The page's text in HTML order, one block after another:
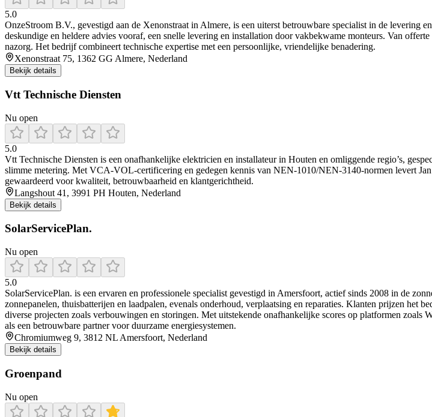
5.0
OnzeStroom B.V., gevestigd aan de Xenonstraat in Almere, is een uiterst betrouwbare specialist in de levering
deskundige en heldere advies vooraf, een snelle levering en installation door vakbekwame monteurs. Van
nazorg. Het bedrijf combineert technische expertise met een persoonlijke, vriendelijke benadering.
Xenonstraat 75, 1362 GG Almere, Nederland
Bekijk details
Vtt Technische Diensten
Nu open
5.0
Vtt Technische Diensten is een onafhankelijke elektricien en installateur in Houten en omliggende regio’s,
slimme metering. Met VCA‑VOL‑certificering en gedegen kennis van NEN-1010/NEN-3140-normen levert
gewaardeerd voor kwaliteit, betrouwbaarheid en klantgerichtheid.
Langshout 41, 3991 PH Houten, Nederland
Bekijk details
SolarServicePlan.
Nu open
5.0
SolarServicePlan. is een ervaren en professionele specialist gevestigd in Amersfoort, actief sinds 2008 in de
zonnepanelen, thuisbatterijen en laadpalen, evenals onderhoud, verplaatsing en reparaties. Klanten prijzen
diverse projecten zoals verbouwingen en storingen. Met uitstekende onafhankelijke scores op platformen
als een betrouwbare partner voor duurzame energiesystemen.
Chromiumweg 9, 3812 NL Amersfoort, Nederland
Bekijk details
Groenpand
Nu open